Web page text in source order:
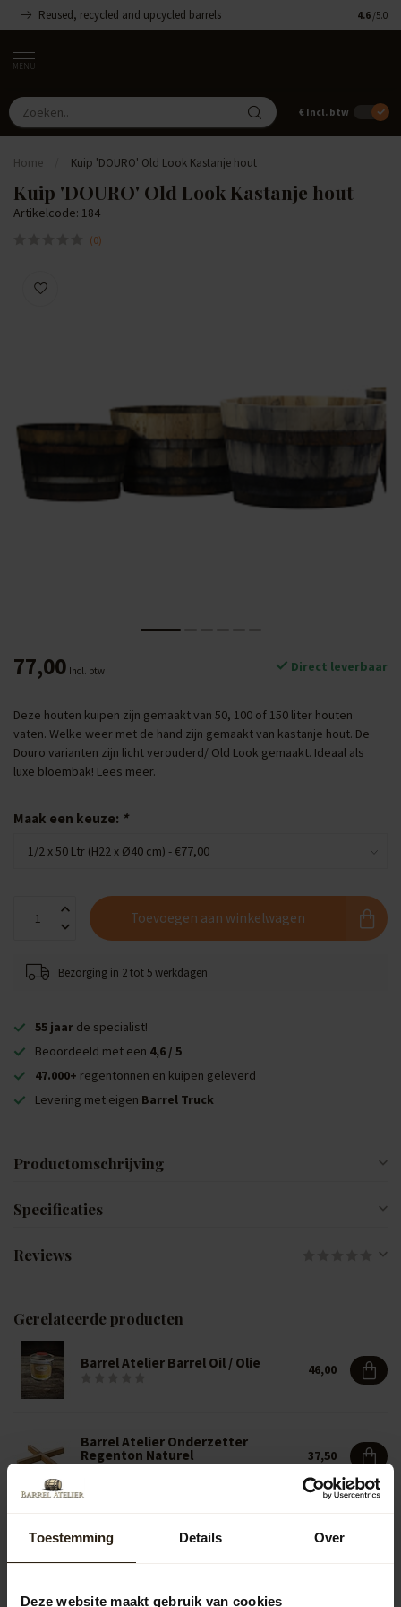
Toestemming Details Over
Deze website maakt gebruik van cookies
Reused, recycled and upcycled barrels 4.6 /5.0
MENU
€ Incl. btw
Home Kuip 'DOURO' Old Look Kastanje hout
Kuip 'DOURO' Old Look Kastanje hout
Artikelcode: 184
(0)
77,00 Incl. btw Direct leverbaar
Deze houten kuipen zijn gemaakt van 50, 100 of 150 liter houten
vaten. Welke weer met de hand zijn gemaakt van kastanje hout. De
Douro varianten zijn licht verouderd/ Old Look gemaakt. Ideaal als
luxe bloembak! Lees meer.
Maak een keuze: *
Toevoegen aan winkelwagen
Bezorging in 2 tot 5 werkdagen
55 jaar de specialist!
Beoordeeld met een 4,6 / 5
47.000+ regentonnen en kuipen geleverd
Levering met eigen Barrel Truck
Productomschrijving
Specificaties
Reviews
Gerelateerde producten
Barrel Atelier Barrel Oil / Olie 46,00
Barrel Atelier Onderzetter
Regenton Naturel 37,50
Regenton Bruin 43,50